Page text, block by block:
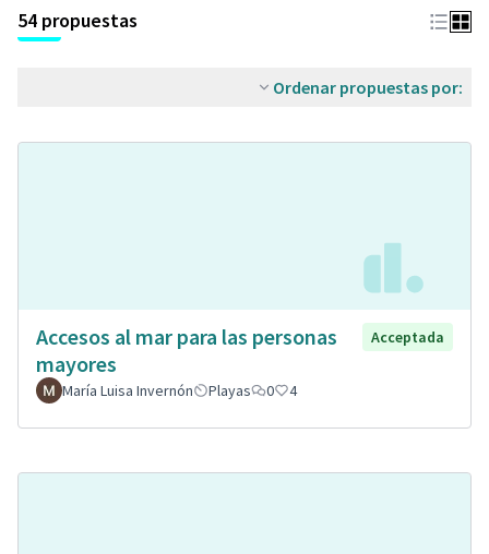
54 propuestas
Ordenar propuestas por:
Accesos al mar para las personas
mayores
Acceptada
María Luisa Invernón Playas 0 4